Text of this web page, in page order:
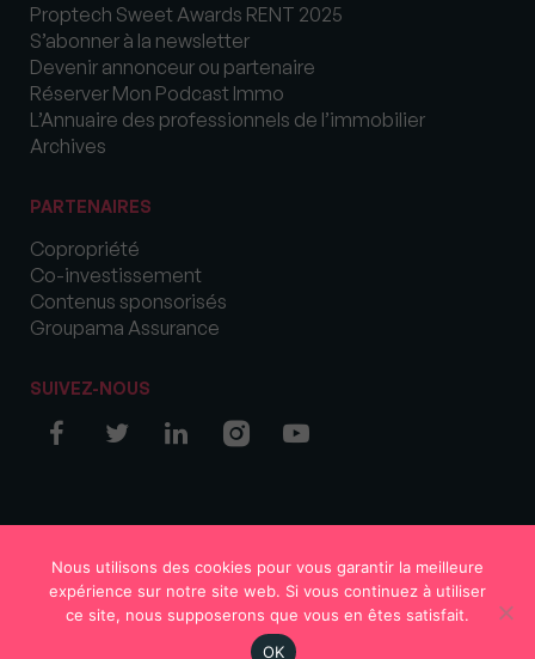
Proptech Sweet Awards RENT 2025
S’abonner à la newsletter
Devenir annonceur ou partenaire
Réserver Mon Podcast Immo
L’Annuaire des professionnels de l’immobilier
Archives
PARTENAIRES
Copropriété
Co-investissement
Contenus sponsorisés
Groupama Assurance
SUIVEZ-NOUS
Nous utilisons des cookies pour vous garantir la meilleure
expérience sur notre site web. Si vous continuez à utiliser
ce site, nous supposerons que vous en êtes satisfait.
OK